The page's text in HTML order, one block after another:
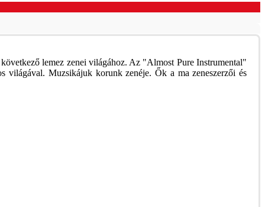
lemez zenei világához. Az "Almost Pure Instrumental"
világával. Muzsikájuk korunk zenéje. Ők a ma zeneszerzői és